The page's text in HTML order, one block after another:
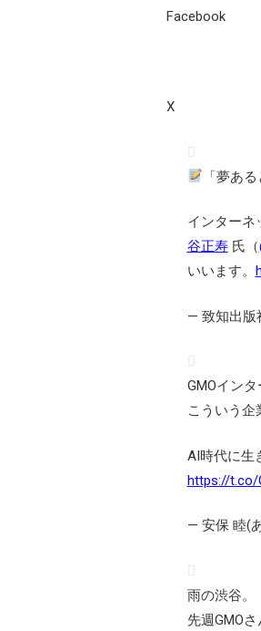
Facebook
X
「夢あ
インターネ
谷正寿氏（
いいます。
— 致知出版
GMOイン
こういう企
AI時代に生
https://t.co/
— 安保 睦(
雨の渋谷。
先週GMO